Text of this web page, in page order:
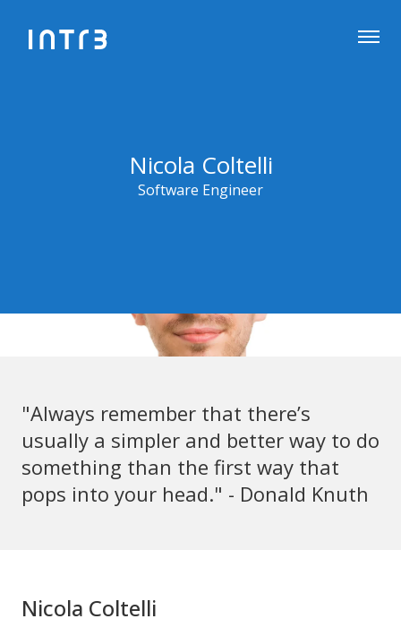
Nicola Coltelli
Software Engineer
"Always remember that there’s
usually a simpler and better way to do
something than the first way that
pops into your head." - Donald Knuth
Nicola Coltelli